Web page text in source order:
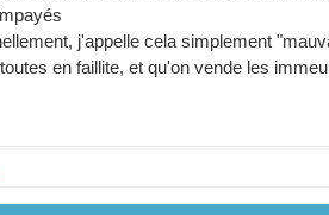
j'appelle cela simplement
en faillite, et qu'on vende les